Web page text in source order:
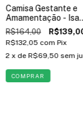
Camisa Gestante e
Amamentação - Isa
Branca
R$164,00
R$132,05 com Pix
2 x de R$69,50 sem
COMPRAR